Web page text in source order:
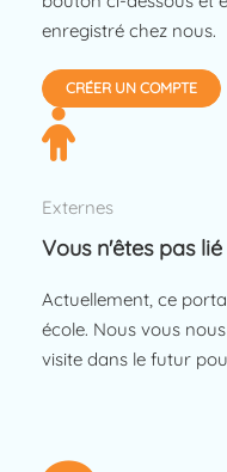
enregistré chez nous.
CRÉER UN COMPTE
Externes
Vous n'êtes pas
Actuellement, ce
école. Nous vous
visite dans le futur